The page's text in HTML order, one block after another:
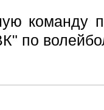
команду
по